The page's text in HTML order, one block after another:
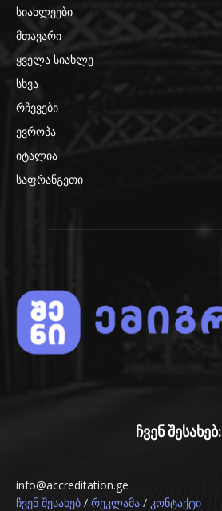
სიახლეები
მთავარი
ყველა სიახლე
სხვა
რჩევები
ევროპა
იტალია
საფრანგეთი
ჩვენ შესახებ:
info@accreditation.ge
ჩვენ შესახებ / რეკლამა / კონტაქტი